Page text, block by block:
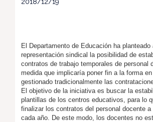
El Departamento de Educación ha planteado
representación sindical la posibilidad de
contratos de trabajo temporales de personal
medida que implicaría poner fin a la forma
gestionado tradicionalmente las
El objetivo de la iniciativa es buscar la
plantillas de los centros educativos, para lo
finalizar los contratos del personal docente
cada año. De este modo, los docentes no